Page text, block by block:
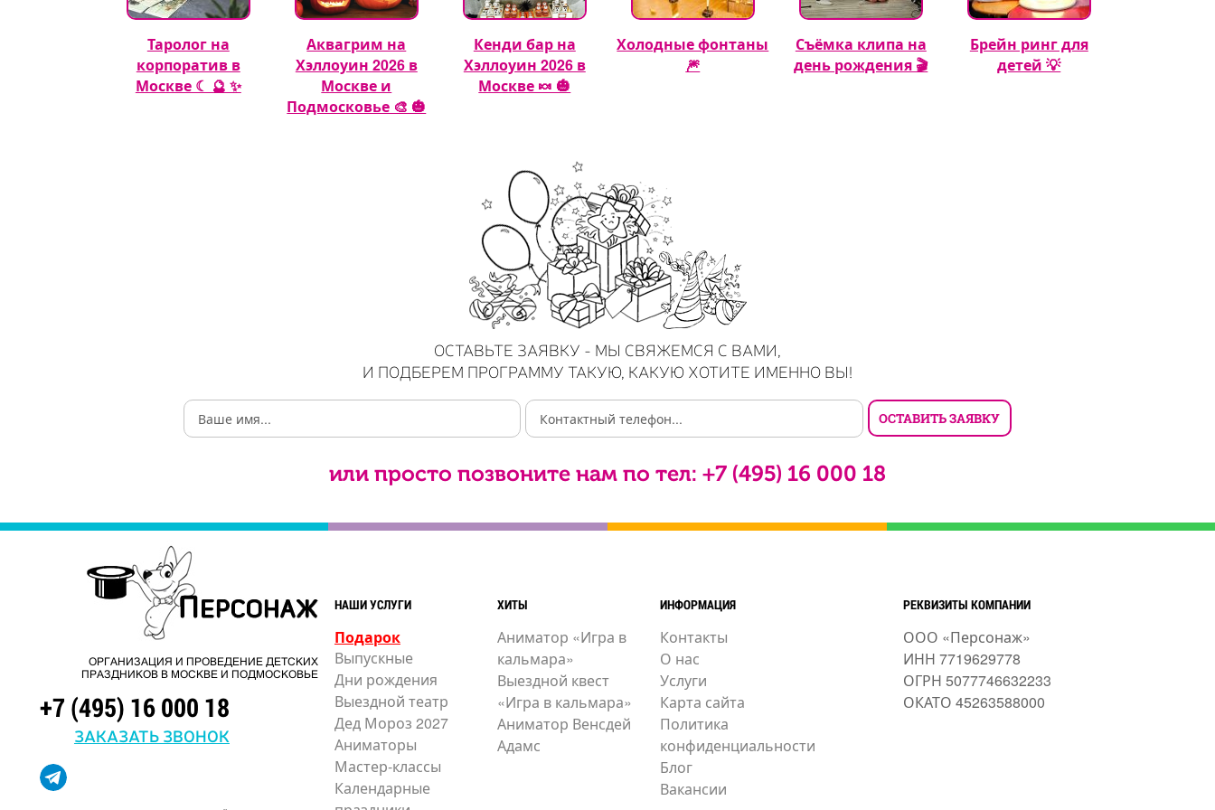
Таролог на
корпоратив в
Москве ☾ 🔮 ✨
Аквагрим на
Хэллоуин 2026 в
Москве и
Подмосковье 🎨 🎃
Кенди бар на
Хэллоуин 2026 в
Москве 🍬 🎃
Холодные фонтаны
🎆
Съёмка клипа на
день рождения 🎬
Брейн ринг для
детей 💡
ОСТАВЬТЕ ЗАЯВКУ - МЫ СВЯЖЕМСЯ С ВАМИ,
И ПОДБЕРЕМ ПРОГРАММУ ТАКУЮ, КАКУЮ ХОТИТЕ ИМЕННО ВЫ!
или просто позвоните нам по тел: +7 (495) 16 000 18
ОРГАНИЗАЦИЯ И ПРОВЕДЕНИЕ ДЕТСКИХ
ПРАЗДНИКОВ В МОСКВЕ И ПОДМОСКОВЬЕ
+7 (495) 16 000 18
ЗАКАЗАТЬ ЗВОНОК
НАШИ УСЛУГИ
Подарок
Выпускные
Дни рождения
Выездной театр
Дед Мороз 2027
Аниматоры
Мастер-классы
Календарные
ХИТЫ
Аниматор «Игра в
кальмара»
Выездной квест
«Игра в кальмара»
Аниматор Венсдей
Адамс
ИНФОРМАЦИЯ
Контакты
О нас
Услуги
Карта сайта
Политика
конфиденциальности
Блог
Вакансии
РЕКВИЗИТЫ КОМПАНИИ
ООО «Персонаж»
ИНН 7719629778
ОГРН 5077746632233
ОКАТО 45263588000